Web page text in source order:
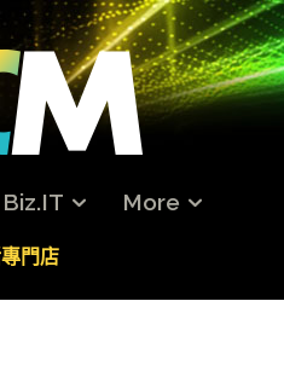
Biz.IT More
門店